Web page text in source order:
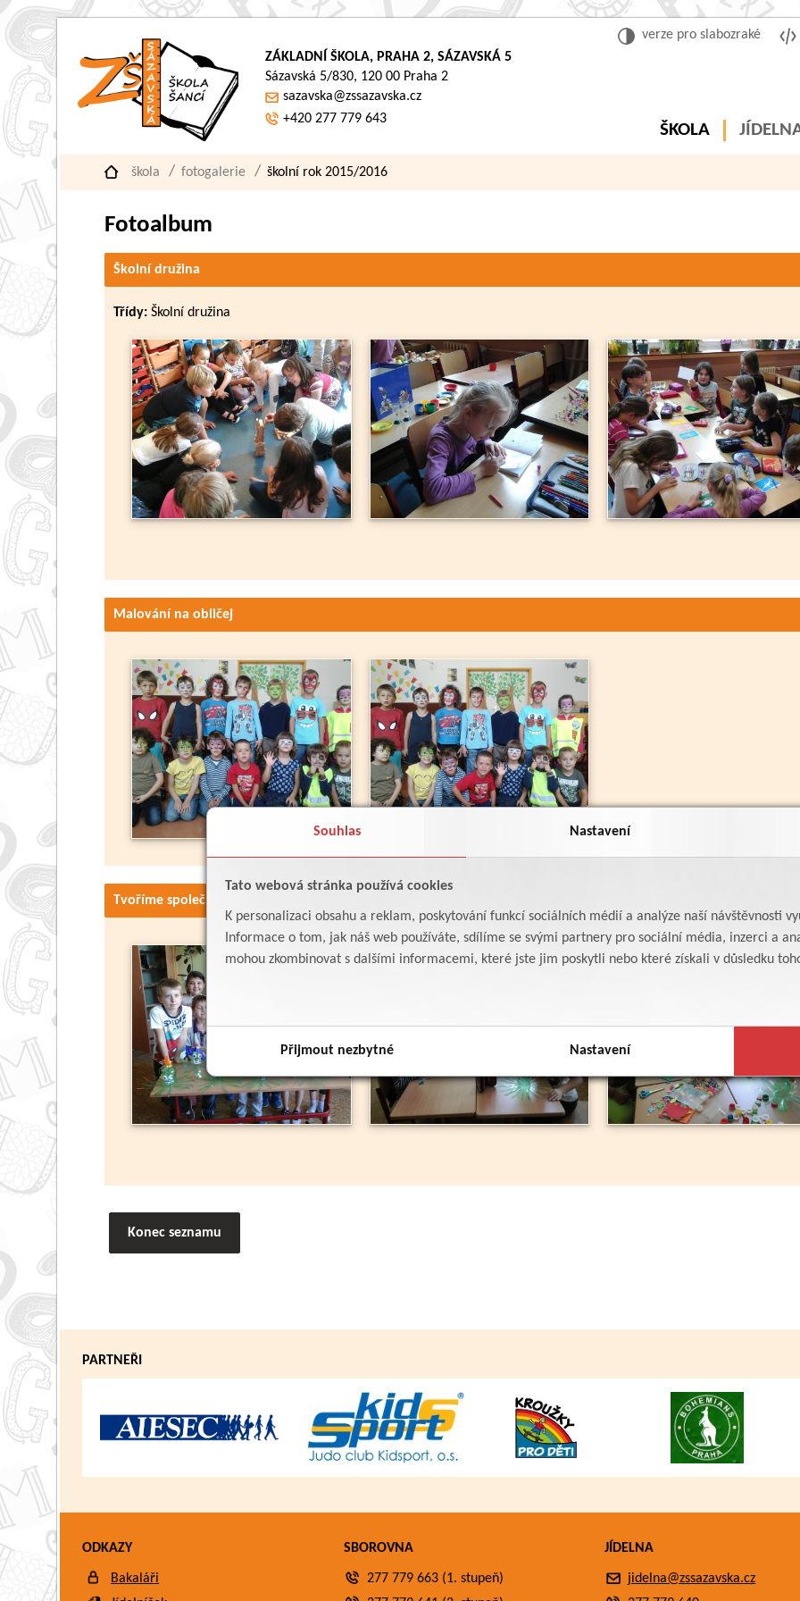
Souhlas Nastavení
Tato webová stránka používá cookies
K personalizaci obsahu a reklam, poskytování funkcí sociálních médií a analýze naší návštěvnosti
Informace o tom, jak náš web používáte, sdílíme se svými partnery pro sociální média, inzerci a
mohou zkombinovat s dalšími informacemi, které jste jim poskytli nebo které získali v důsledku
Přijmout nezbytné Nastavení
verze pro slabozraké
ZÁKLADNÍ ŠKOLA, PRAHA 2, SÁZAVSKÁ 5
Sázavská 5/830, 120 00 Praha 2
sazavska@zssazavska.cz
+420 277 779 643
ŠKOLA
škola fotogalerie školní rok 2015/2016
Fotoalbum
Školní družina
Třídy:Školní družina
Malování na obličej
Tvoříme společně - 1. lekce
Konec seznamu
PARTNEŘI
ODKAZY
Bakaláři
SBOROVNA
277 779 663 (1. stupeň)
JÍDELNA
jidelna@zssazavska.cz